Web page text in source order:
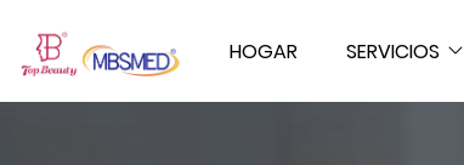
HOGAR SERVICIOS